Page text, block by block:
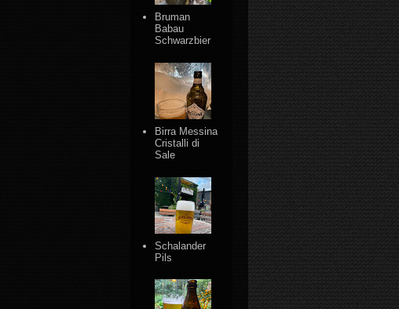
Bruman
Babau
Schwarzbier
Birra Messina
Cristalli di
Sale
Schalander
Pils